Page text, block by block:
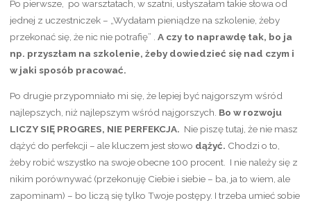
Po pierwsze, po warsztatach, w szatni, usłyszałam takie słowa od
jednej z uczestniczek – „Wydałam pieniądze na szkolenie, żeby
przekonać się, że nic nie potrafię” . A czy to naprawdę tak, bo ja
np. przyszłam na szkolenie, żeby dowiedzieć się nad czym i
w jaki sposób pracować.
Po drugie przypomniało mi się, że lepiej być najgorszym wśród
najlepszych, niż najlepszym wśród najgorszych. Bo w rozwoju
LICZY SIĘ PROGRES, NIE PERFEKCJA. Nie piszę tutaj, że nie masz
dążyć do perfekcji – ale kluczem jest słowo dążyć. Chodzi o to,
żeby robić wszystko na swoje obecne 100 procent. I nie należy się z
nikim porównywać (przekonuję Ciebie i siebie – ba, ja to wiem, ale
zapominam) – bo liczą się tylko Twoje postępy. I trzeba umieć sobie